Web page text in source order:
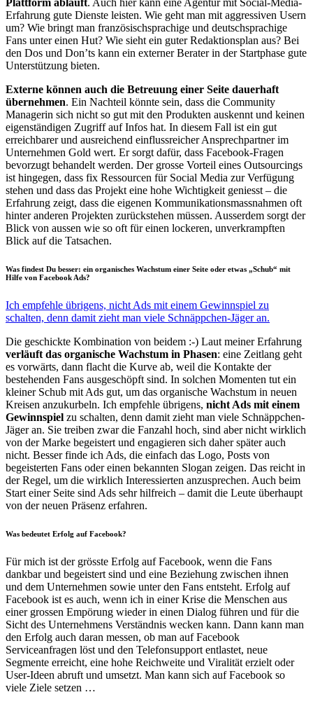
Plattform abläuft. Auch hier kann eine Agentur mit Social-Media-
Erfahrung gute Dienste leisten. Wie geht man mit aggressiven Usern
um? Wie bringt man französischsprachige und deutschsprachige
Fans unter einen Hut? Wie sieht ein guter Redaktionsplan aus? Bei
den Dos und Don’ts kann ein externer Berater in der Startphase gute
Unterstützung bieten.
Externe können auch die Betreuung einer Seite dauerhaft
übernehmen. Ein Nachteil könnte sein, dass die Community
Managerin sich nicht so gut mit den Produkten auskennt und keinen
eigenständigen Zugriff auf Infos hat. In diesem Fall ist ein gut
erreichbarer und ausreichend einflussreicher Ansprechpartner im
Unternehmen Gold wert. Er sorgt dafür, dass Facebook-Fragen
bevorzugt behandelt werden. Der grosse Vorteil eines Outsourcings
ist hingegen, dass fix Ressourcen für Social Media zur Verfügung
stehen und dass das Projekt eine hohe Wichtigkeit geniesst – die
Erfahrung zeigt, dass die eigenen Kommunikationsmassnahmen oft
hinter anderen Projekten zurückstehen müssen. Ausserdem sorgt der
Blick von aussen wie so oft für einen lockeren, unverkrampften
Blick auf die Tatsachen.
Was findest Du besser: ein organisches Wachstum einer Seite oder etwas „Schub“ mit
Hilfe von Facebook Ads?
Ich empfehle übrigens, nicht Ads mit einem Gewinnspiel zu
schalten, denn damit zieht man viele Schnäppchen-Jäger an.
Die geschickte Kombination von beidem :-) Laut meiner Erfahrung
verläuft das organische Wachstum in Phasen: eine Zeitlang geht
es vorwärts, dann flacht die Kurve ab, weil die Kontakte der
bestehenden Fans ausgeschöpft sind. In solchen Momenten tut ein
kleiner Schub mit Ads gut, um das organische Wachstum in neuen
Kreisen anzukurbeln. Ich empfehle übrigens, nicht Ads mit einem
Gewinnspiel zu schalten, denn damit zieht man viele Schnäppchen-
Jäger an. Sie treiben zwar die Fanzahl hoch, sind aber nicht wirklich
von der Marke begeistert und engagieren sich daher später auch
nicht. Besser finde ich Ads, die einfach das Logo, Posts von
begeisterten Fans oder einen bekannten Slogan zeigen. Das reicht in
der Regel, um die wirklich Interessierten anzusprechen. Auch beim
Start einer Seite sind Ads sehr hilfreich – damit die Leute überhaupt
von der neuen Präsenz erfahren.
Was bedeutet Erfolg auf Facebook?
Für mich ist der grösste Erfolg auf Facebook, wenn die Fans
dankbar und begeistert sind und eine Beziehung zwischen ihnen
und dem Unternehmen sowie unter den Fans entsteht. Erfolg auf
Facebook ist es auch, wenn ich in einer Krise die Menschen aus
einer grossen Empörung wieder in einen Dialog führen und für die
Sicht des Unternehmens Verständnis wecken kann. Dann kann man
den Erfolg auch daran messen, ob man auf Facebook
Serviceanfragen löst und den Telefonsupport entlastet, neue
Segmente erreicht, eine hohe Reichweite und Viralität erzielt oder
User-Ideen abruft und umsetzt. Man kann sich auf Facebook so
viele Ziele setzen …